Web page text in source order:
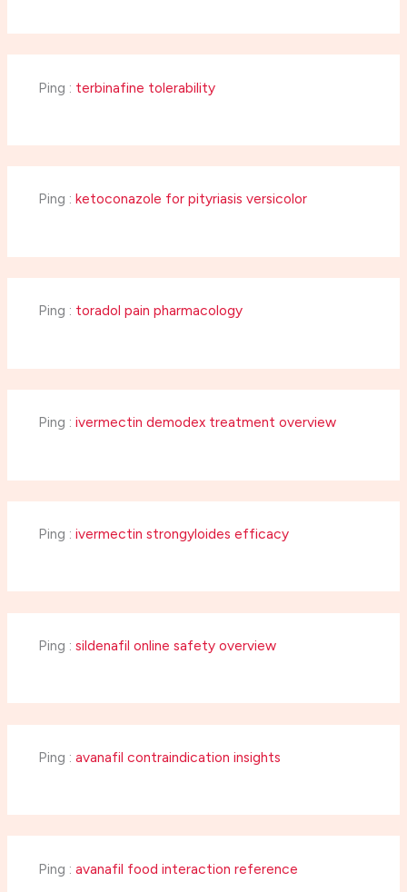
Ping : terbinafine tolerability
Ping : ketoconazole for pityriasis versicolor
Ping : toradol pain pharmacology
Ping : ivermectin demodex treatment overview
Ping : ivermectin strongyloides efficacy
Ping : sildenafil online safety overview
Ping : avanafil contraindication insights
Ping : avanafil food interaction reference